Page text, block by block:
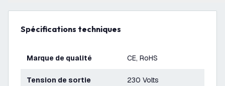
Spécifications techniques
Marque de qualité CE, RoHS
Tension de sortie 230 Volts